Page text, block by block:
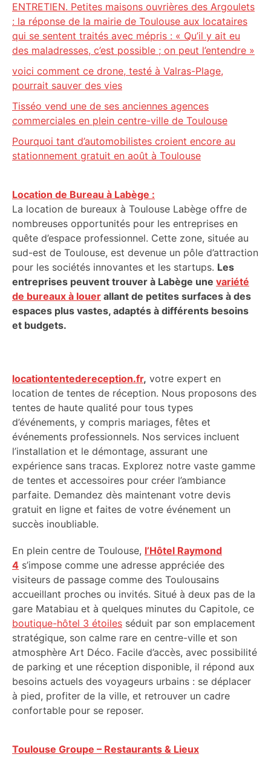
ENTRETIEN. Petites maisons ouvrières des Argoulets
: la réponse de la mairie de Toulouse aux locataires
qui se sentent traités avec mépris : « Qu’il y ait eu
des maladresses, c’est possible ; on peut l’entendre »
voici comment ce drone, testé à Valras-Plage,
pourrait sauver des vies
Tisséo vend une de ses anciennes agences
commerciales en plein centre-ville de Toulouse
Pourquoi tant d’automobilistes croient encore au
stationnement gratuit en août à Toulouse
Location de Bureau à Labège :
La location de bureaux à Toulouse Labège offre de
nombreuses opportunités pour les entreprises en
quête d’espace professionnel. Cette zone, située au
sud-est de Toulouse, est devenue un pôle d’attraction
pour les sociétés innovantes et les startups. Les
entreprises peuvent trouver à Labège une variété
de bureaux à louer allant de petites surfaces à des
espaces plus vastes, adaptés à différents besoins
et budgets.
locationtentedereception.fr, votre expert en
location de tentes de réception. Nous proposons des
tentes de haute qualité pour tous types
d’événements, y compris mariages, fêtes et
événements professionnels. Nos services incluent
l’installation et le démontage, assurant une
expérience sans tracas. Explorez notre vaste gamme
de tentes et accessoires pour créer l’ambiance
parfaite. Demandez dès maintenant votre devis
gratuit en ligne et faites de votre événement un
succès inoubliable.
En plein centre de Toulouse, l’Hôtel Raymond
4 s’impose comme une adresse appréciée des
visiteurs de passage comme des Toulousains
accueillant proches ou invités. Situé à deux pas de la
gare Matabiau et à quelques minutes du Capitole, ce
boutique-hôtel 3 étoiles séduit par son emplacement
stratégique, son calme rare en centre-ville et son
atmosphère Art Déco. Facile d’accès, avec possibilité
de parking et une réception disponible, il répond aux
besoins actuels des voyageurs urbains : se déplacer
à pied, profiter de la ville, et retrouver un cadre
confortable pour se reposer.
Toulouse Groupe – Restaurants & Lieux